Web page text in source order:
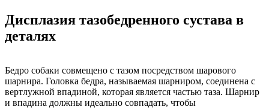
Дисплазия тазобедренного сустава в
деталях
Бедро собаки совмещено с тазом посредством шарового
шарнира. Головка бедра, называемая шарниром, соединена с
вертлужной впадиной, которая является частью таза. Шарнир
и впадина должны идеально совпадать, чтобы